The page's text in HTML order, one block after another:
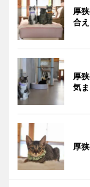
厚
合
厚
気
厚